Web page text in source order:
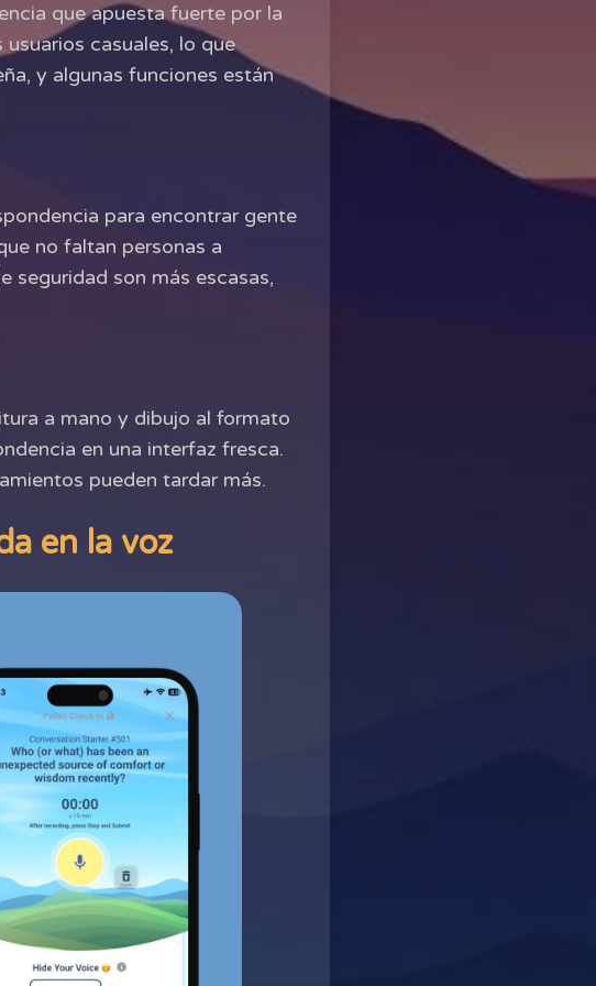
que apuesta fuerte por la
casuales, lo que
y algunas funciones están
para encontrar gente
no faltan personas a
seguridad son más escasas,
a mano y dibujo al formato
en una interfaz fresca.
pueden tardar más.
en la voz